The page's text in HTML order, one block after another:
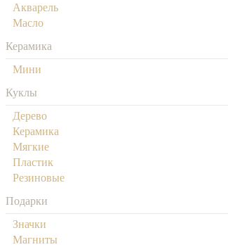
Акварель
Масло
Керамика
Мини
Куклы
Дерево
Керамика
Мягкие
Пластик
Резиновые
Подарки
Значки
Магниты